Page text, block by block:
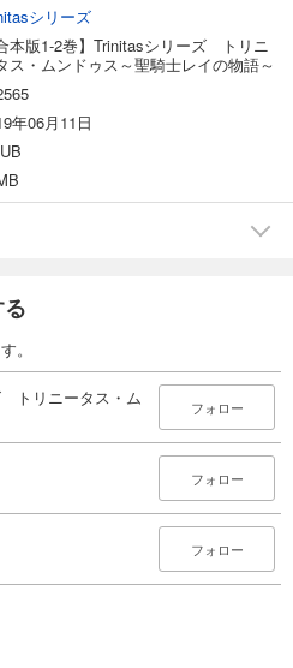
シリーズ
本版1-2巻】Trinitasシリーズ トリニ
ス・ムンドゥス～聖騎士レイの物語～
年06月11日
。
トリニータス・ム
フォロー
フォロー
フォロー